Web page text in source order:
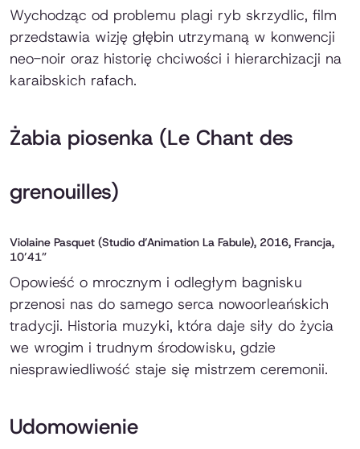
Wychodząc od problemu plagi ryb skrzydlic, film
przedstawia wizję głębin utrzymaną w konwencji
neo-noir oraz historię chciwości i hierarchizacji na
karaibskich rafach.
Żabia piosenka (Le Chant des
grenouilles)
Violaine Pasquet (Studio d’Animation La Fabule), 2016, Francja,
10’41”
Opowieść o mrocznym i odległym bagnisku
przenosi nas do samego serca nowoorleańskich
tradycji. Historia muzyki, która daje siły do życia
we wrogim i trudnym środowisku, gdzie
niesprawiedliwość staje się mistrzem ceremonii.
Udomowienie